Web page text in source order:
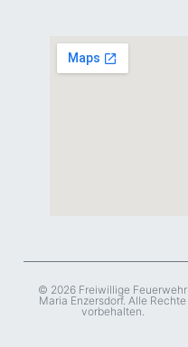
© 2026 Freiwillige Feuerwehr
Maria Enzersdorf. Alle Rechte
vorbehalten.